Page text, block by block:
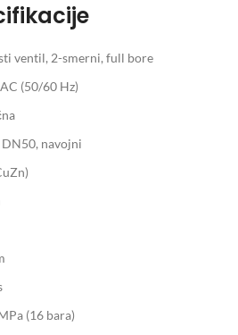
ventil, 2-smerni, full bore
(50/60 Hz)
DN50, navojni
(16 bara)